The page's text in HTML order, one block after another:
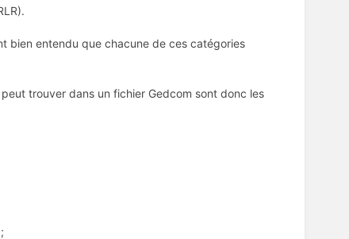
bien entendu que chacune de ces catégories
trouver dans un fichier Gedcom sont donc les